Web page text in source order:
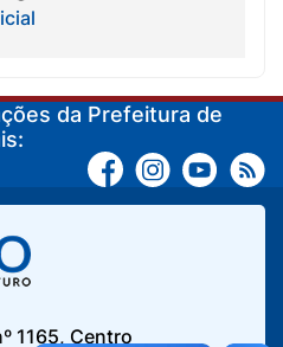
da Prefeitura de
1165, Centro